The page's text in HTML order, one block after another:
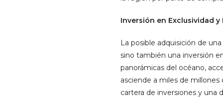
Inversión en Exclusividad y
La posible adquisición de
sino también una inversión
panorámicas del océano,
asciende a miles de
cartera de inversiones y una